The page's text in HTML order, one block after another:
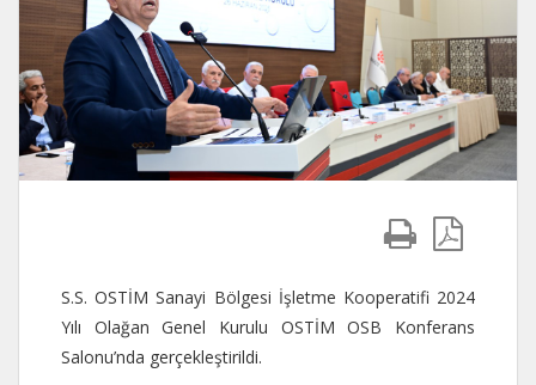
S.S. OSTİM Sanayi Bölgesi İşletme Kooperatifi 2024
Yılı Olağan Genel Kurulu OSTİM OSB Konferans
Salonu’nda gerçekleştirildi.